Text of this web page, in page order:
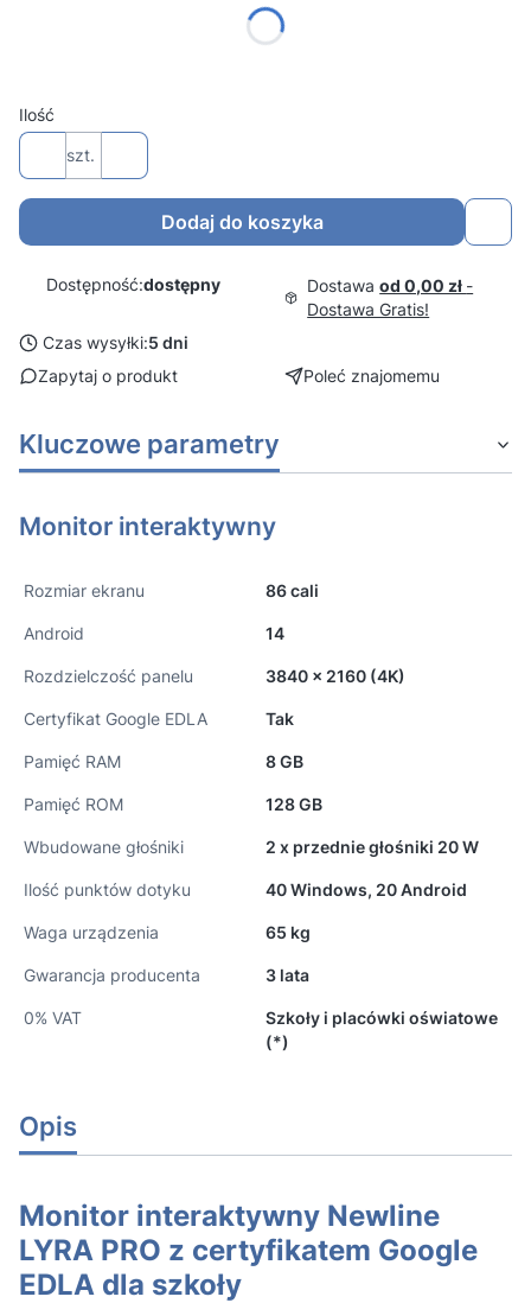
0% VAT Szkoły i placówki oświatowe RSPO (*)
Ilość
szt.
Dodaj do koszyka
Dostępność:dostępny Dostawaod 0,00 zł -
Dostawa Gratis!
Czas wysyłki:5 dni
Zapytaj o produkt
Poleć znajomemu
Kluczowe parametry
Monitor interaktywny
Rozmiar ekranu 86 cali
Android 14
Rozdzielczość panelu 3840 x 2160 (4K)
Certyfikat Google EDLA Tak
Pamięć RAM 8 GB
Pamięć ROM 128 GB
Wbudowane głośniki 2 x przednie głośniki 20 W
Ilość punktów dotyku 40 Windows, 20 Android
Waga urządzenia 65 kg
Gwarancja producenta 3 lata
0% VAT
Szkoły i placówki oświatowe
(*)
Opis
Monitor interaktywny Newline
LYRA PRO z certyfikatem Google
EDLA dla szkoły